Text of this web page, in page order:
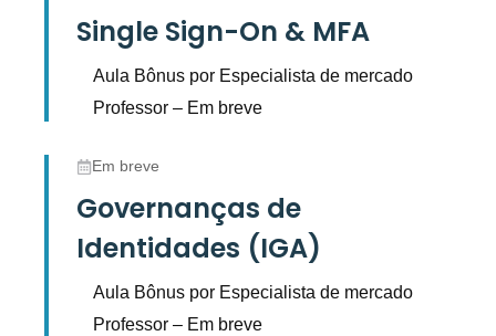
Single Sign-On & MFA
Aula Bônus por Especialista de mercado
Professor – Em breve
Em breve
Governanças de
Identidades (IGA)
Aula Bônus por Especialista de mercado
Professor – Em breve